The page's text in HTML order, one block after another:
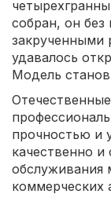
собран, он без
закрученными
удавалось
Модель
прочностью и
качественно
обслуживания
коммерческих